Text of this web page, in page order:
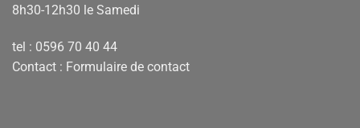
8h30-12h30 le Samedi
tel : 0596 70 40 44
Contact : Formulaire de contact